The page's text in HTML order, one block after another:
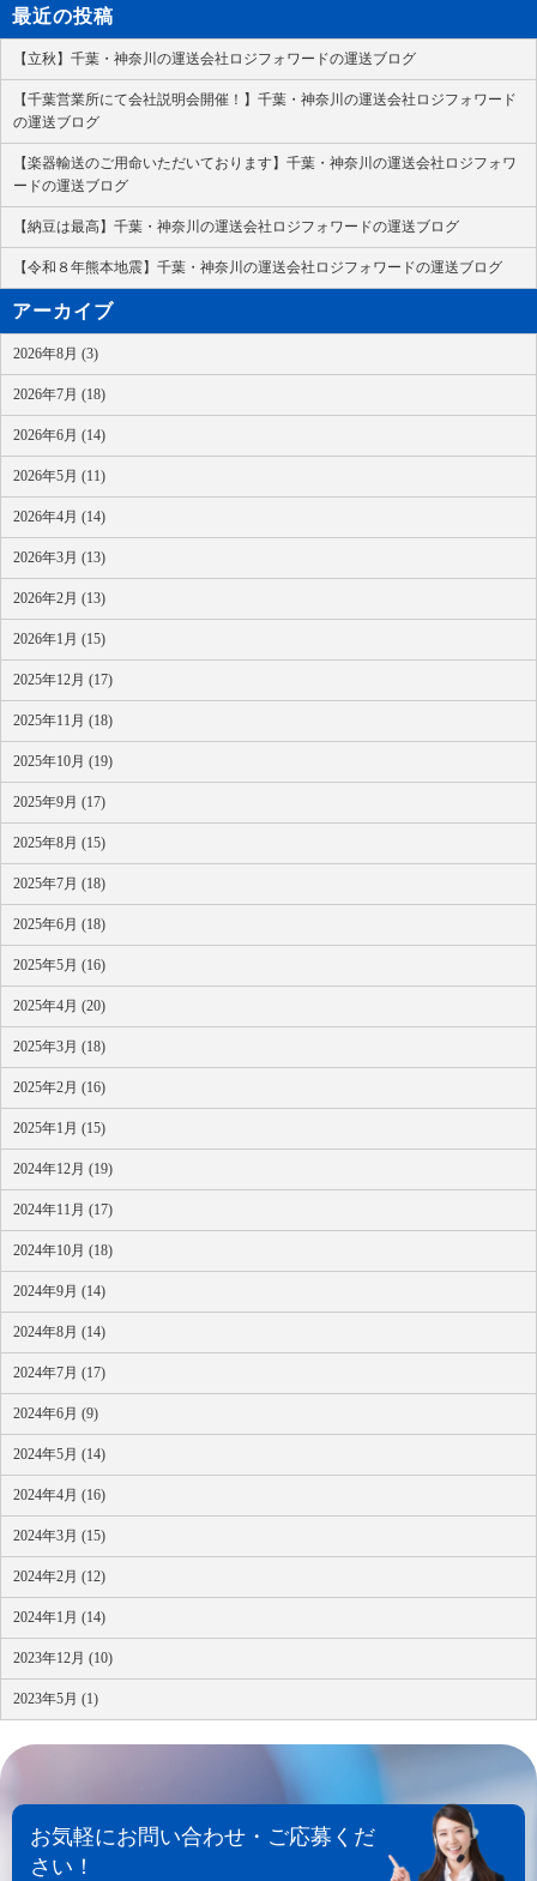
最近の投稿
【立秋】千葉・神奈川の運送会社ロジフォワードの運送ブログ
【千葉営業所にて会社説明会開催！】千葉・神奈川の運送会社ロジフォワード
の運送ブログ
【楽器輸送のご用命いただいております】千葉・神奈川の運送会社ロジフォワ
ードの運送ブログ
【納豆は最高】千葉・神奈川の運送会社ロジフォワードの運送ブログ
【令和８年熊本地震】千葉・神奈川の運送会社ロジフォワードの運送ブログ
アーカイブ
2026年8月 (3)
2026年7月 (18)
2026年6月 (14)
2026年5月 (11)
2026年4月 (14)
2026年3月 (13)
2026年2月 (13)
2026年1月 (15)
2025年12月 (17)
2025年11月 (18)
2025年10月 (19)
2025年9月 (17)
2025年8月 (15)
2025年7月 (18)
2025年6月 (18)
2025年5月 (16)
2025年4月 (20)
2025年3月 (18)
2025年2月 (16)
2025年1月 (15)
2024年12月 (19)
2024年11月 (17)
2024年10月 (18)
2024年9月 (14)
2024年8月 (14)
2024年7月 (17)
2024年6月 (9)
2024年5月 (14)
2024年4月 (16)
2024年3月 (15)
2024年2月 (12)
2024年1月 (14)
2023年12月 (10)
2023年5月 (1)
お気軽にお問い合わせ・ご応募くだ
さい！